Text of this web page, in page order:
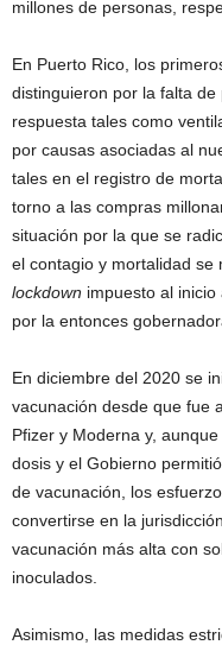
millones de personas,
En Puerto Rico, los
distinguieron por la falta
respuesta tales como
por causas asociadas al
tales en el registro de
torno a las compras
situación por la que se
el contagio y mortalidad se
lockdown impuesto al
por la entonces
En diciembre del 2020 se
vacunación desde que fue
Pfizer y Moderna y,
dosis y el Gobierno
de vacunación, los
convertirse en la
vacunación más alta con
inoculados.
Asimismo, las medidas